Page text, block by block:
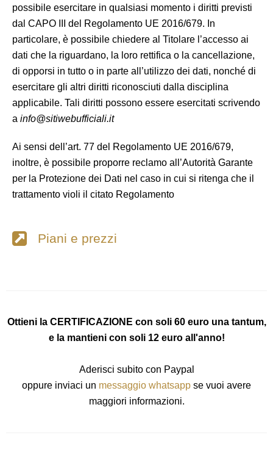
possibile esercitare in qualsiasi momento i diritti previsti
dal CAPO III del Regolamento UE 2016/679. In
particolare, è possibile chiedere al Titolare l’accesso ai
dati che la riguardano, la loro rettifica o la cancellazione,
di opporsi in tutto o in parte all’utilizzo dei dati, nonché di
esercitare gli altri diritti riconosciuti dalla disciplina
applicabile. Tali diritti possono essere esercitati scrivendo
a info@sitiwebufficiali.it
Ai sensi dell’art. 77 del Regolamento UE 2016/679,
inoltre, è possibile proporre reclamo all’Autorità Garante
per la Protezione dei Dati nel caso in cui si ritenga che il
trattamento violi il citato Regolamento
Piani e prezzi
Ottieni la CERTIFICAZIONE con soli 60 euro una tantum,
e la mantieni con soli 12 euro all'anno!
Aderisci subito con Paypal
oppure inviaci un messaggio whatsapp se vuoi avere
maggiori informazioni.